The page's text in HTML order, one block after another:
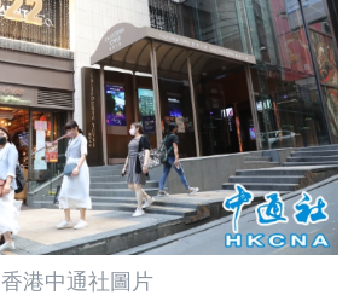
香港中通社圖片